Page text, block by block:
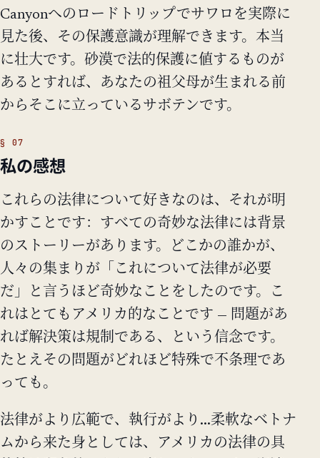
Canyonへのロードトリップでサワロを実際に
見た後、その保護意識が理解できます。本当
に壮大です。砂漠で法的保護に値するものが
あるとすれば、あなたの祖父母が生まれる前
からそこに立っているサボテンです。
私の感想
これらの法律について好きなのは、それが明
かすことです：すべての奇妙な法律には背景
のストーリーがあります。どこかの誰かが、
人々の集まりが「これについて法律が必要
だ」と言うほど奇妙なことをしたのです。こ
れはとてもアメリカ的なことです — 問題があ
れば解決策は規制である、という信念です。
たとえその問題がどれほど特殊で不条理であ
っても。
法律がより広範で、執行がより...柔軟なベトナ
ムから来た身としては、アメリカの法律の具